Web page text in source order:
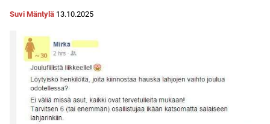
Suvi Mäntylä 13.10.2025